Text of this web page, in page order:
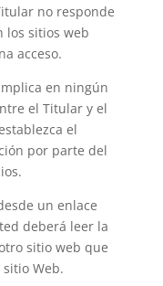
no responde
los sitios web
acceso.
en ningún
el Titular y el
el
por parte del
un enlace
deberá leer la
sitio web que
Web.